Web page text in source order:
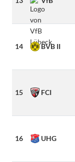
14 BVB II
15 FCI
16 UHG